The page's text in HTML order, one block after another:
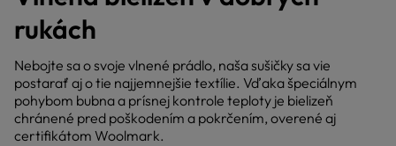
rukách
Nebojte sa o svoje vlnené prádlo, naša sušičky sa vie
postarať aj o tie najjemnejšie textílie. Vďaka špeciálnym
pohybom bubna a prísnej kontrole teploty je bielizeň
chránené pred poškodením a pokrčením, overené aj
certifikátom Woolmark.